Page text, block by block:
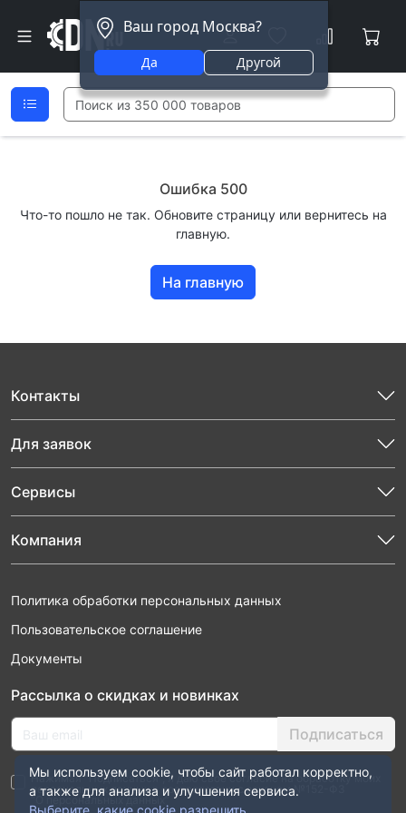
Ваш город Москва?
Да Другой
Ошибка 500
Что-то пошло не так. Обновите страницу или вернитесь на
главную.
На главную
Контакты
Для заявок
Сервисы
Компания
Политика обработки персональных данных
Пользовательское соглашение
Документы
Рассылка о скидках и новинках
Подписаться
Нажимая “Подписаться”, я даю свое согласие на обработку моих
персональных данных в соответствии с законом №152-ФЗ
“О персональных данных”
Мы используем cookie, чтобы сайт работал корректно,
а также для анализа и улучшения сервиса.
Выберите, какие cookie разрешить